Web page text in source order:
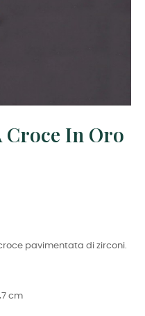
Croce In Oro
pavimentata di zirconi.
cm